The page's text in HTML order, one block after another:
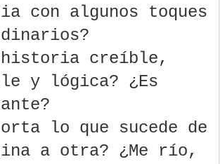
con algunos toques
creíble,
y lógica? ¿Es
lo que sucede de
a otra? ¿Me río,